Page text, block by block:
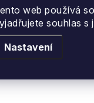
web používá
souhlas s
Nastavení